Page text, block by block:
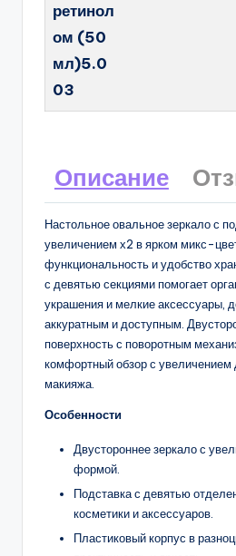
ретинол
ом (50
мл)5.0
03
Описание
Настольное овальное зеркало с
увеличением х2 в ярком микс-
функциональность и удобство
с девятью секциями помогает
украшения и мелкие аксессуары,
аккуратным и доступным.
поверхность с поворотным
комфортный обзор с увеличением
макияжа.
Особенности
Двустороннее зеркало с
формой.
Подставка с девятью
косметики и аксессуаров.
Пластиковый корпус в